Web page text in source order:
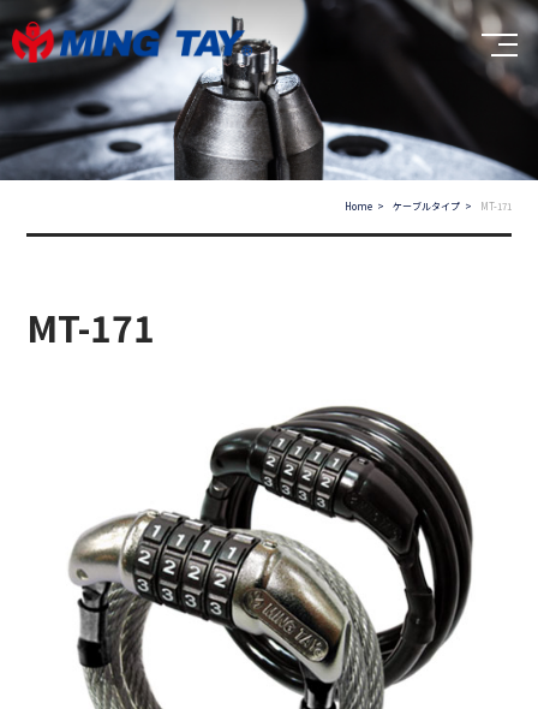
Home ケーブルタイプ MT-171
MT-171